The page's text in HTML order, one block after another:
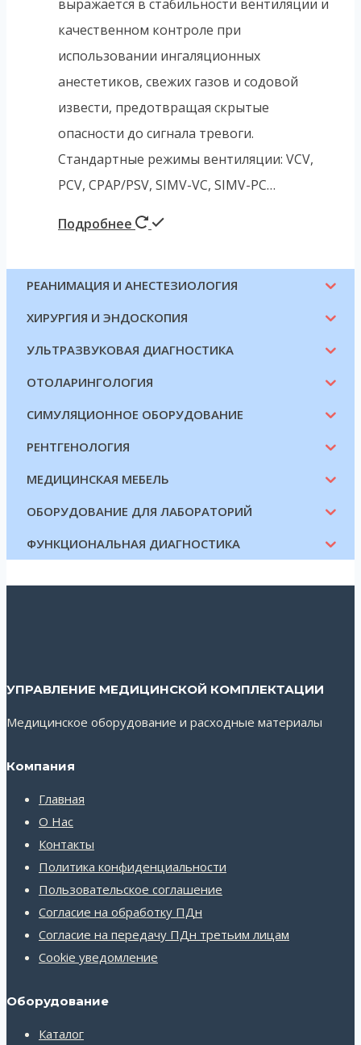
выражается в стабильности вентиляции и
качественном контроле при
использовании ингаляционных
анестетиков, свежих газов и содовой
извести, предотвращая скрытые
опасности до сигнала тревоги.
Стандартные режимы вентиляции: VCV,
PCV, CPAP/PSV, SIMV-VC, SIMV-PC…
Подробнее
РЕАНИМАЦИЯ И АНЕСТЕЗИОЛОГИЯ
ХИРУРГИЯ И ЭНДОСКОПИЯ
УЛЬТРАЗВУКОВАЯ ДИАГНОСТИКА
ОТОЛАРИНГОЛОГИЯ
СИМУЛЯЦИОННОЕ ОБОРУДОВАНИЕ
РЕНТГЕНОЛОГИЯ
МЕДИЦИНСКАЯ МЕБЕЛЬ
ОБОРУДОВАНИЕ ДЛЯ ЛАБОРАТОРИЙ
ФУНКЦИОНАЛЬНАЯ ДИАГНОСТИКА
УПРАВЛЕНИЕ МЕДИЦИНСКОЙ КОМПЛЕКТАЦИИ
Медицинское оборудование и расходные материалы
Компания
Главная
О Нас
Контакты
Политика конфиденциальности
Пользовательское соглашение
Согласие на обработку ПДн
Согласие на передачу ПДн третьим лицам
Cookie уведомление
Оборудование
Каталог